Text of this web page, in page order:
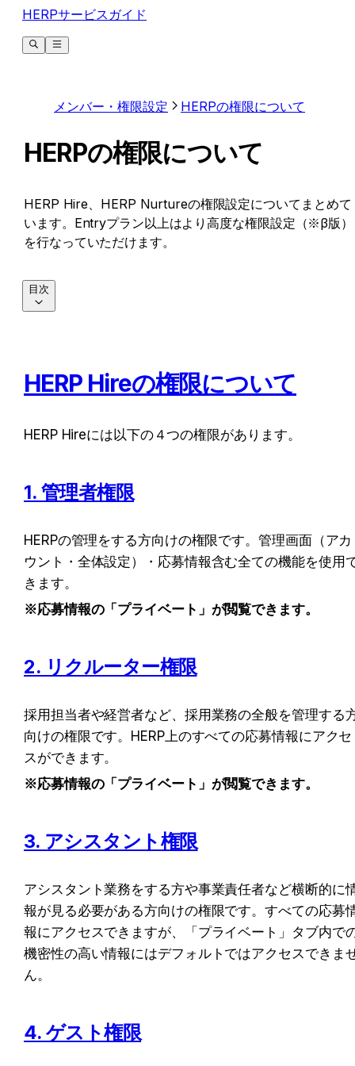
HERPサービスガイド
メンバー・権限設定 HERPの権限について
HERPの権限について
HERP Hire、HERP Nurtureの権限設定についてまとめて
います。Entryプラン以上はより高度な権限設定（※β版）
を行なっていただけます。
HERP Hireの権限について
HERP Hireには以下の４つの権限があります。
1. 管理者権限
HERPの管理をする方向けの権限です。管理画面（アカ
ウント・全体設定）・応募情報含む全ての機能を使用
きます。
※応募情報の「プライベート」が閲覧できます。
2. リクルーター権限
採用担当者や経営者など、採用業務の全般を管理する
向けの権限です。HERP上のすべての応募情報にアクセ
スができます。
※応募情報の「プライベート」が閲覧できます。
3. アシスタント権限
アシスタント業務をする方や事業責任者など横断的に
報が見る必要がある方向けの権限です。すべての応募
報にアクセスできますが、「プライベート」タブ内で
機密性の高い情報にはデフォルトではアクセスできま
ん。
4. ゲスト権限
目次